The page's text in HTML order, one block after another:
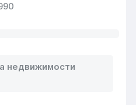
недвижимости